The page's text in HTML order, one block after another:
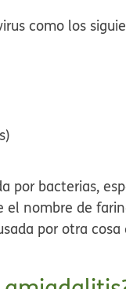
como los
por bacterias,
el nombre de
por otra